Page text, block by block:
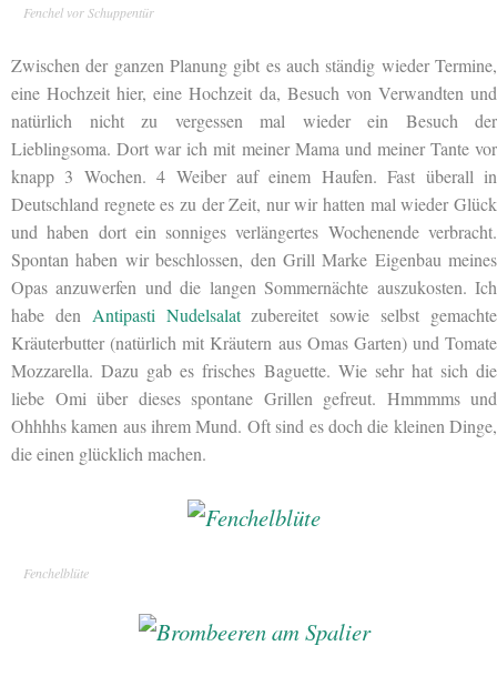
Fenchel vor Schuppentür
Zwischen der ganzen Planung gibt es auch ständig wieder Termine,
eine Hochzeithier, eine Hochzeit da, Besuch von Verwandten und
natürlich nicht zu vergessen mal wieder ein Besuch der
Lieblingsoma. Dort war ich mit meiner Mama und meiner Tante vor
knapp 3 Wochen. 4 Weiber auf einem Haufen. Fast überall in
Deutschland regnete es zu der Zeit, nur wir hatten mal wieder Glück
und haben dort ein sonniges verlängertes Wochenende verbracht.
Spontan haben wir beschlossen, den Grill Marke Eigenbau meines
Opas anzuwerfen und die langen Sommernächte auszukosten. Ich
habe den Antipasti Nudelsalatzubereitet sowie selbst gemachte
Kräuterbutter (natürlich mit Kräutern aus Omas Garten) und Tomate
Mozzarella. Dazu gab es frisches Baguette. Wie sehr hat sich die
liebe Omi über dieses spontane Grillen gefreut. Hmmmms und
Ohhhhs kamen aus ihrem Mund. Oft sind es doch die kleinen Dinge,
die einen glücklich machen.
Fenchelblüte